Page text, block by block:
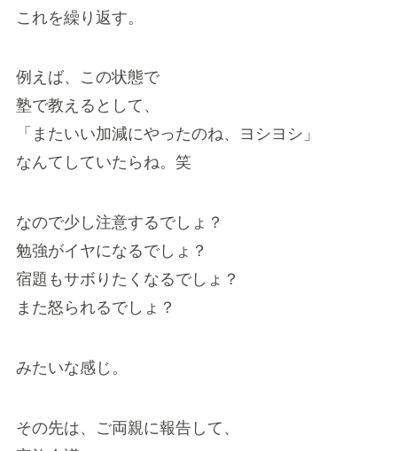
これを繰り返す。
例えば、この状態で
塾で教えるとして、
「またいい加減にやったのね、ヨシヨシ」
なんてしていたらね。笑
なので少し注意するでしょ？
勉強がイヤになるでしょ？
宿題もサボりたくなるでしょ？
また怒られるでしょ？
みたいな感じ。
その先は、ご両親に報告して、